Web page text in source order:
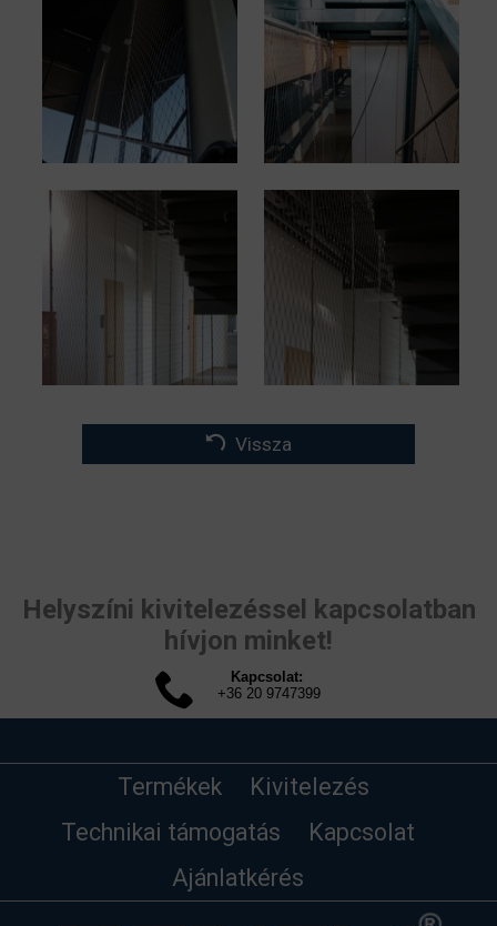
Vissza
Helyszíni kivitelezéssel kapcsolatban
hívjon minket!
Kapcsolat:
+36 20 9747399
Termékek
Kivitelezés
Technikai támogatás
Kapcsolat
Ajánlatkérés